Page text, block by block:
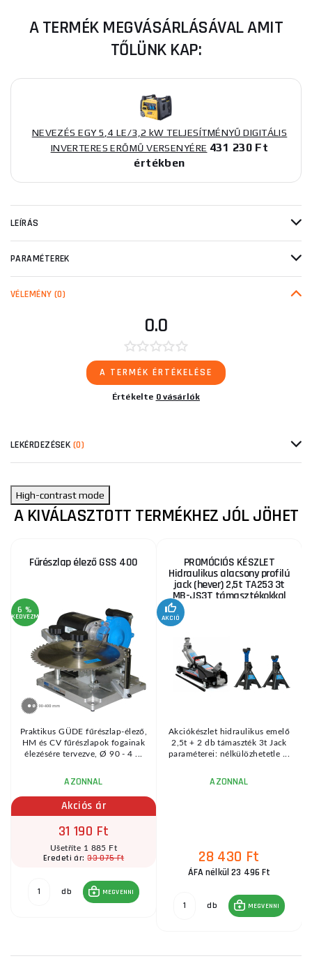
A TERMÉK MEGVÁSÁRLÁSÁVAL AMIT
TŐLÜNK KAP:
NEVEZÉS EGY 5,4 LE/3,2 kW TELJESÍTMÉNYŰ DIGITÁLIS
INVERTERES ERŐMŰ VERSENYÉRE 431 230 Ft
értékben
LEÍRÁS
PARAMÉTEREK
VÉLEMÉNY (0)
0.0
A TERMÉK ÉRTÉKELÉSE
Értékelte 0 vásárlók
LEKÉRDEZÉSEK (0)
High-contrast mode
A KIVÁLASZTOTT TERMÉKHEZ JÓL JÖHET
Fűrészlap élező GSS 400
6 %
KEDVEZMÉNY
Praktikus GÜDE fűrészlap-élező,
HM és CV fűrészlapok fogainak
élezésére tervezve, Ø 90 - 4 ...
AZONNAL
Akciós ár
31 190 Ft
Ušetříte 1 885 Ft
Eredeti ár:33 075 Ft
db MEGVENNI
PROMÓCIÓS KÉSZLET
Hidraulikus alacsony profilú
jack (hever) 2,5t TA253 3t
MB-JS3T támasztékokkal
AKCIÓ
Akciókészlet hidraulikus emelő
2,5t + 2 db támaszték 3t Jack
paraméterei: nélkülözhetetle ...
AZONNAL
28 430 Ft
ÁFA nélkül 23 496 Ft
db MEGVENNI